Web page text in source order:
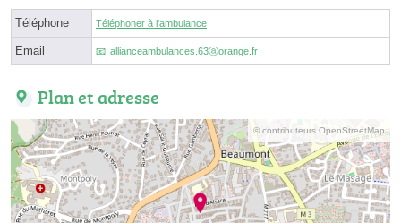
Téléphone Téléphoner à l'ambulance
Email allianceambulances.63ⓐorange.fr
Plan et adresse
© contributeurs OpenStreetMap